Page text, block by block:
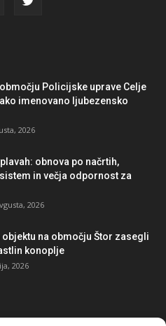
Policijske uprave Celje
imenovano ljubezensko
2026
obnova po načrtih,
in večja odpornost za
2026
na območju Štor zasegli
konoplje
2026